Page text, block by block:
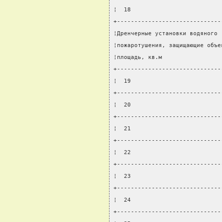
¦  18
¦Дренчерные установки
¦пожаротушения,
¦площадь, кв.м
¦  19
¦  20
¦  21
¦  22
¦  23
¦  24